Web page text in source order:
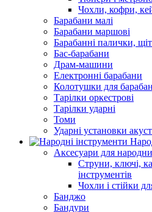
Чохли, кофри,
Барабани малі
Барабани маршові
Барабанні палички,
Бас-барабани
Драм-машини
Електронні барабани
Колотушки для
Тарілки оркестрові
Тарілки ударні
Томи
Ударні установки
Аксесуари для
Струни, ключі,
інструментів
Чохли і стійки
Банджо
Бандури